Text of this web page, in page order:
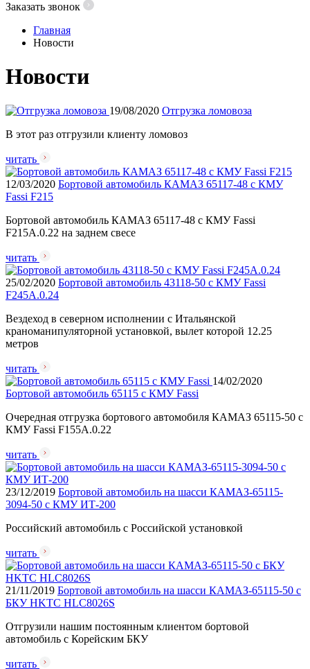
Заказать звонок
Главная
Новости
Новости
19/08/2020 Отгрузка ломовоза
В этот раз отгрузили клиенту ломовоз
читать
12/03/2020 Бортовой автомобиль КАМАЗ 65117-48 с КМУ
Fassi F215
Бортовой автомобиль КАМАЗ 65117-48 с КМУ Fassi
F215A.0.22 на заднем свесе
читать
25/02/2020 Бортовой автомобиль 43118-50 с КМУ Fassi
F245A.0.24
Вездеход в северном исполнении с Итальянской
краноманипуляторной установкой, вылет которой 12.25
метров
читать
14/02/2020
Бортовой автомобиль 65115 с КМУ Fassi
Очередная отгрузка бортового автомобиля КАМАЗ 65115-50 с
КМУ Fassi F155A.0.22
читать
23/12/2019 Бортовой автомобиль на шасси КАМАЗ-65115-
3094-50 с КМУ ИТ-200
Российский автомобиль с Российской установкой
читать
21/11/2019 Бортовой автомобиль на шасси КАМАЗ-65115-50 с
БКУ HKTC HLC8026S
Отгрузили нашим постоянным клиентом бортовой
автомобиль с Корейским БКУ
читать